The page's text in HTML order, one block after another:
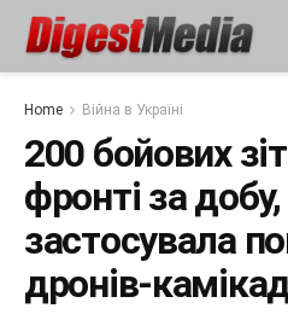
Home Війна в Україні
200 бойових
фронті за
застосувала
дронів-